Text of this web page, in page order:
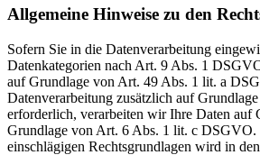
Allgemeine Hinweise zu den
Sofern Sie in die Datenverarbeitung
Datenkategorien nach Art. 9 Abs. 1
auf Grundlage von Art. 49 Abs. 1 lit. a
Datenverarbeitung zusätzlich auf
erforderlich, verarbeiten wir Ihre Daten
Grundlage von Art. 6 Abs. 1 lit. c DSGVO.
einschlägigen Rechtsgrundlagen wird in